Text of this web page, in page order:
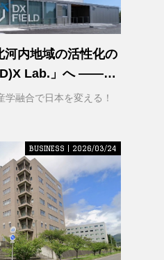
河内地域の活性化の
Lab.」へ ――延
実証空間で地域DX
学 DXフィールド
融合で日本を変える！
BUSINESS | 2026/03/24